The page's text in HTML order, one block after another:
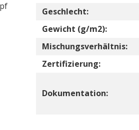
Geschlecht:
Gewicht (g/m2):
Mischungsverhältnis:
Zertifizierung:
Dokumentation: